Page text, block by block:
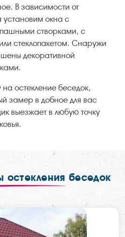
В зависимости от
установим окна с
створками, с
стеклопакетом. Снаружи
декоративной
остекление беседок,
замер в добное для вас
выезжает в любую точку
остекления беседок